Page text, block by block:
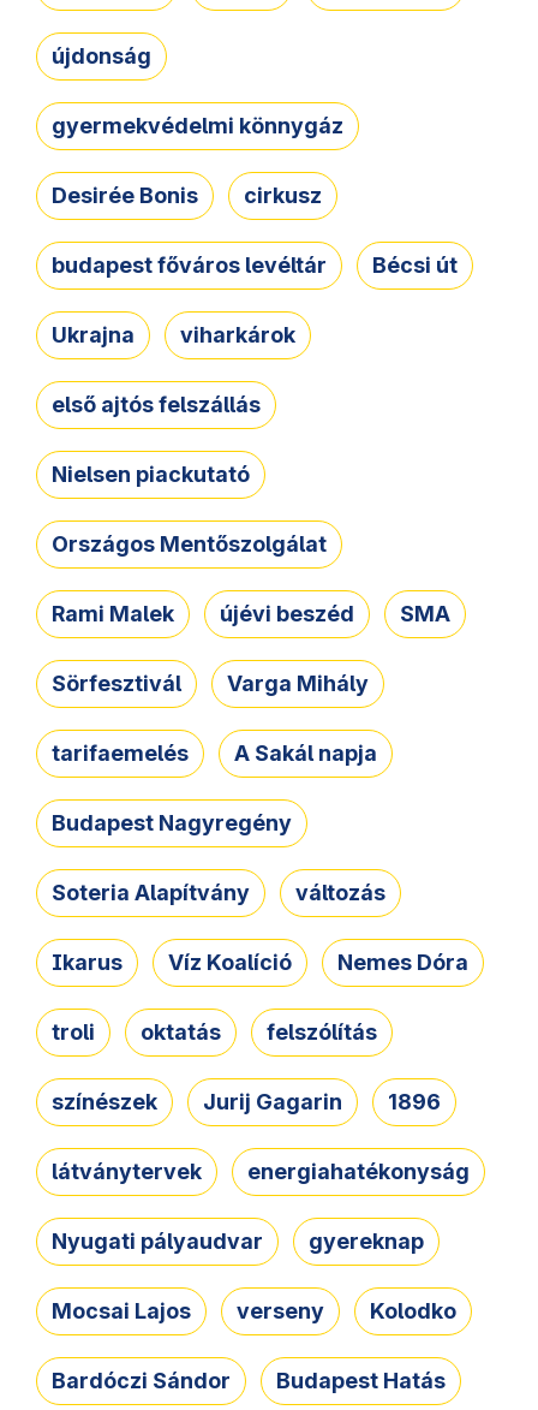
újdonság
gyermekvédelmi könnygáz
Desirée Bonis cirkusz
budapest főváros levéltár Bécsi út
Ukrajna viharkárok
első ajtós felszállás
Nielsen piackutató
Országos Mentőszolgálat
Rami Malek újévi beszéd SMA
Sörfesztivál Varga Mihály
tarifaemelés A Sakál napja
Budapest Nagyregény
Soteria Alapítvány változás
Ikarus Víz Koalíció Nemes Dóra
troli oktatás felszólítás
színészek Jurij Gagarin 1896
látványtervek energiahatékonyság
Nyugati pályaudvar gyereknap
Mocsai Lajos verseny Kolodko
Bardóczi Sándor Budapest Hatás